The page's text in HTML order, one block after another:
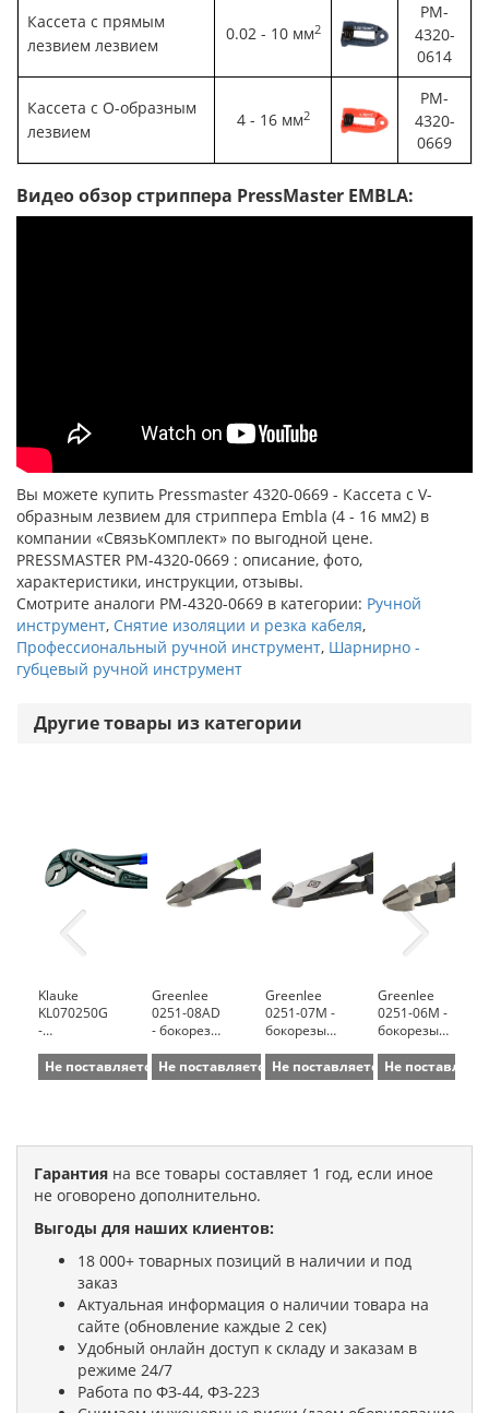
Кассета с прямым
лезвием лезвием
0.02 - 10 мм2
PM-
4320-
0614
Кассета с O-образным
лезвием
4 - 16 мм2
PM-
4320-
0669
Видео обзор стриппера PressMaster EMBLA:
Вы можете купить Pressmaster 4320-0669 - Кассета с V-
образным лезвием для стриппера Embla (4 - 16 мм2) в
компании «СвязьКомплект» по выгодной цене.
PRESSMASTER PM-4320-0669 : описание, фото,
характеристики, инструкции, отзывы.
Смотрите аналоги PM-4320-0669 в категории: Ручной
инструмент, Снятие изоляции и резка кабеля,
Профессиональный ручной инструмент, Шарнирно -
губцевый ручной инструмент
Другие товары из категории
Klauke
KL070250G
-
пассатижи
(трубные
50 мм;
длина 250
мм)
Не поставляется
Greenlee
0251-08AD
- бокорезы
углубленными
кромками,
см)
Не поставляется
Greenlee
0251-07M -
бокорезы
усиленные
(Cr-V
Не поставляется
Greenlee
0251-06M -
бокорезы
усиленные
(Cr-V
Не
Гарантия на все товары составляет 1 год, если иное
не оговорено дополнительно.
Выгоды для наших клиентов:
18 000+ товарных позиций в наличии и под
заказ
Актуальная информация о наличии товара на
сайте (обновление каждые 2 сек)
Удобный онлайн доступ к складу и заказам в
режиме 24/7
Работа по ФЗ-44, ФЗ-223